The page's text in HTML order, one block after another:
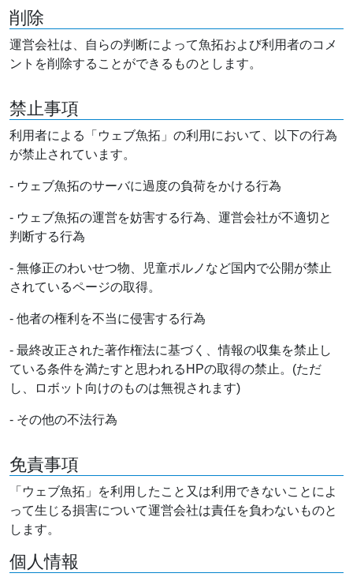
削除
運営会社は、自らの判断によって魚拓および利用者のコメ
ントを削除することができるものとします。
禁止事項
利用者による「ウェブ魚拓」の利用において、以下の行為
が禁止されています。
- ウェブ魚拓のサーバに過度の負荷をかける行為
- ウェブ魚拓の運営を妨害する行為、運営会社が不適切と
判断する行為
- 無修正のわいせつ物、児童ポルノなど国内で公開が禁止
されているページの取得。
- 他者の権利を不当に侵害する行為
- 最終改正された著作権法に基づく、情報の収集を禁止し
ている条件を満たすと思われるHPの取得の禁止。(ただ
し、ロボット向けのものは無視されます)
- その他の不法行為
免責事項
「ウェブ魚拓」を利用したこと又は利用できないことによ
って生じる損害について運営会社は責任を負わないものと
します。
個人情報